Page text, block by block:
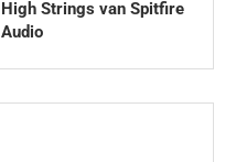
High Strings van Spitfire
Audio